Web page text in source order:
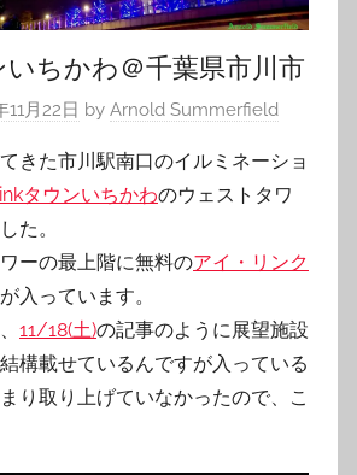
ちかわ＠千葉県市川市
11月22日 by Arnold Summerfield
きた市川駅南口のイルミネーショ
タウンいちかわのウェストタワ
た。
ーの最上階に無料のアイ・リンク
が入っています。
11/18(土)の記事のように展望施設
構載せているんですが入っている
り取り上げていなかったので、こ